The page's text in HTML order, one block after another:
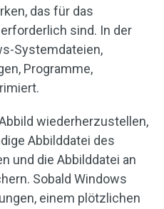
das für das
sind. In der
Systemdateien,
Programme,
wiederherzustellen,
Abbilddatei des
und die Abbilddatei an
Sobald Windows
einem plötzlichen